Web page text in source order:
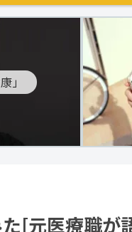
」
[元医療職が